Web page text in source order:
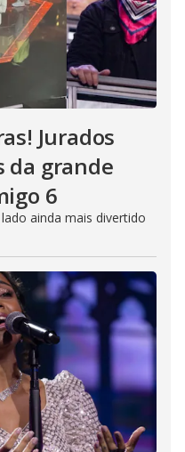
Jurados
da grande
6
ainda mais divertido